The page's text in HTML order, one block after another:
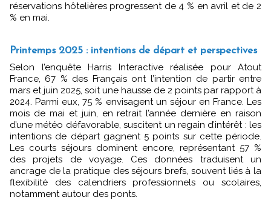
réservations hôtelières progressent de 4 % en avril et de 2
% en mai.
Printemps 2025 : intentions de départ et perspectives
Selon l’enquête Harris Interactive réalisée pour Atout
France, 67 % des Français ont l’intention de partir entre
mars et juin 2025, soit une hausse de 2 points par rapport à
2024. Parmi eux, 75 % envisagent un séjour en France. Les
mois de mai et juin, en retrait l’année dernière en raison
d’une météo défavorable, suscitent un regain d’intérêt : les
intentions de départ gagnent 5 points sur cette période.
Les courts séjours dominent encore, représentant 57 %
des projets de voyage. Ces données traduisent un
ancrage de la pratique des séjours brefs, souvent liés à la
flexibilité des calendriers professionnels ou scolaires,
notamment autour des ponts.